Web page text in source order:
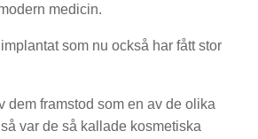
medicin.
som nu också har fått stor
dem framstod som en av de olika
var de så kallade kosmetiska